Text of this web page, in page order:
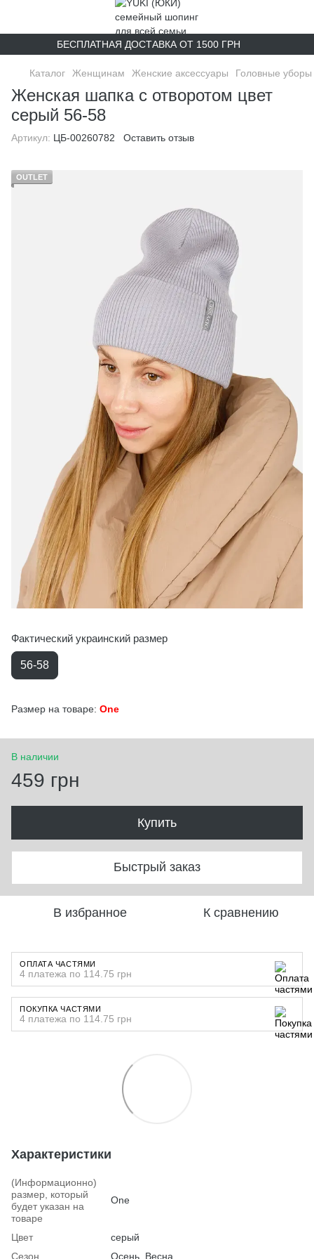
БЕСПЛАТНАЯ ДОСТАВКА ОТ 1500 ГРН
Каталог Женщинам Женские аксессуары Головные уборы
Женская шапка с отворотом цвет
серый 56-58
Артикул: ЦБ-00260782 Оставить отзыв
OUTLET
Фактический украинский размер
56-58
Размер на товаре: One
В наличии
459 грн
Купить
Быстрый заказ
В избранное К сравнению
ОПЛАТА ЧАСТЯМИ
4 платежа по 114.75 грн
ПОКУПКА ЧАСТЯМИ
4 платежа по 114.75 грн
Характеристики
(Информационно)
размер, который
будет указан на
товаре
One
Цвет
серый
Сезон
Осень, Весна